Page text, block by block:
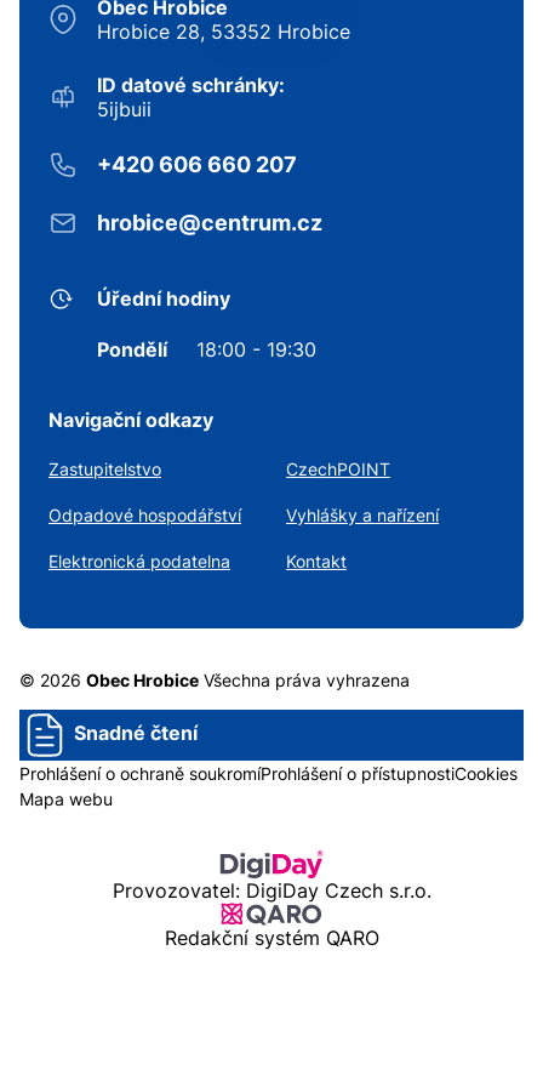
Obec Hrobice
Hrobice 28, 53352 Hrobice
ID datové schránky:
5ijbuii
+420 606 660 207
hrobice@centrum.cz
Úřední hodiny
Pondělí 18:00 - 19:30
Navigační odkazy
Zastupitelstvo CzechPOINT
Odpadové hospodářství Vyhlášky a nařízení
Elektronická podatelna Kontakt
© 2026 Obec Hrobice Všechna práva vyhrazena
Snadné čtení
Prohlášení o ochraně soukromíProhlášení o přístupnostiCookies
Mapa webu
Provozovatel: DigiDay Czech s.r.o.
Redakční systém QARO